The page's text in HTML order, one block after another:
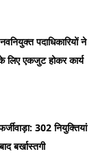
पदाधिकारियों ने
लिए एकजुट होकर कार्य
302 नियुक्तियां
बर्खास्तगी